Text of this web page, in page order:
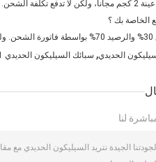
الشحن.
بك ؟
, سبائك السيليكون الحديدي ISO9001
لنا